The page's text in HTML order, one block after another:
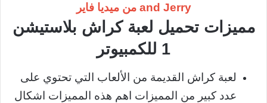
and Jerry من ميديا فاير
مميزات تحميل لعبة كراش بلاستيشن
1 للكمبيوتر
لعبة كراش القديمة من الألعاب التي تحتوي على
عدد كبير من المميزات اهم هذه المميزات اشكال